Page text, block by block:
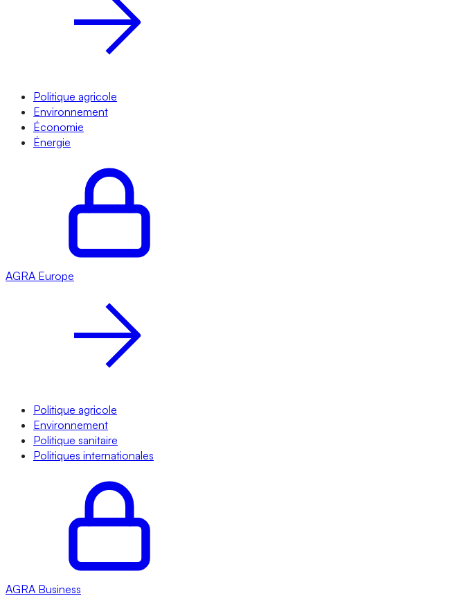
Politique agricole
Environnement
Économie
Énergie
AGRA Europe
Politique agricole
Environnement
Politique sanitaire
Politiques internationales
AGRA Business